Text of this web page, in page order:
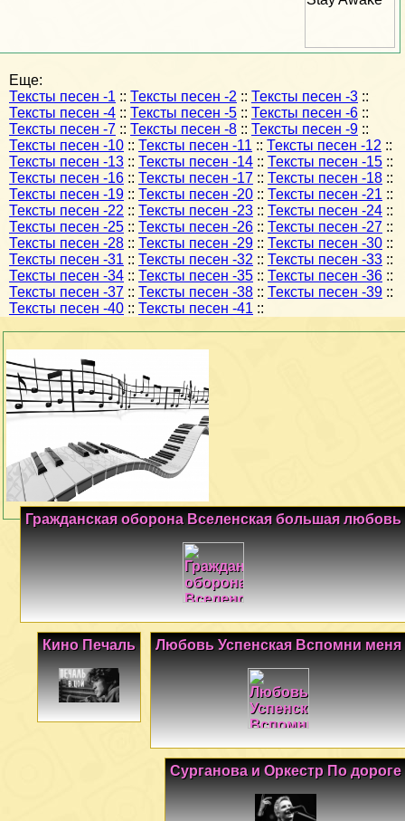
Еще:
Тексты песен -1 :: Тексты песен -2 :: Тексты песен -3 ::
Тексты песен -4 :: Тексты песен -5 :: Тексты песен -6 ::
Тексты песен -7 :: Тексты песен -8 :: Тексты песен -9 ::
Тексты песен -10 :: Тексты песен -11 :: Тексты песен -12 ::
Тексты песен -13 :: Тексты песен -14 :: Тексты песен -15 ::
Тексты песен -16 :: Тексты песен -17 :: Тексты песен -18 ::
Тексты песен -19 :: Тексты песен -20 :: Тексты песен -21 ::
Тексты песен -22 :: Тексты песен -23 :: Тексты песен -24 ::
Тексты песен -25 :: Тексты песен -26 :: Тексты песен -27 ::
Тексты песен -28 :: Тексты песен -29 :: Тексты песен -30 ::
Тексты песен -31 :: Тексты песен -32 :: Тексты песен -33 ::
Тексты песен -34 :: Тексты песен -35 :: Тексты песен -36 ::
Тексты песен -37 :: Тексты песен -38 :: Тексты песен -39 ::
Тексты песен -40 :: Тексты песен -41 ::
Гражданская оборона Вселенская большая любовь
Любовь Успенская Вспомни меня
Кино Печаль
Сурганова и Оркестр По дороге